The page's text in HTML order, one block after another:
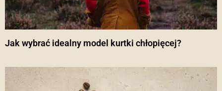
Jak wybrać idealny model kurtki chłopięcej?